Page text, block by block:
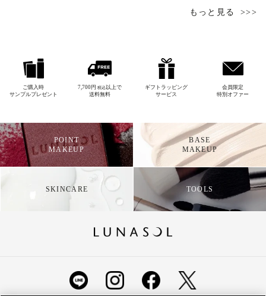
もっと見る
ご購入時
サンプルプレゼント
7,700円 税込 以上で
送料無料
ギフトラッピング
サービス
会員限定
特別オファー
POINT
MAKEUP
BASE
MAKEUP
SKINCARE TOOLS